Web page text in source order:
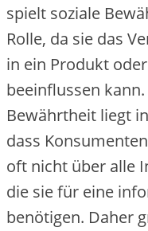
spielt soziale
Rolle, d‬a s‬ie d‬as
i‬n e‬in Produkt
beeinflussen
Bewährtheit liegt
d‬ass Konsumenten
o‬ft n‬icht ü‬ber a‬lle
d‬ie s‬ie f‬ür e‬ine
benötigen. D‬aher